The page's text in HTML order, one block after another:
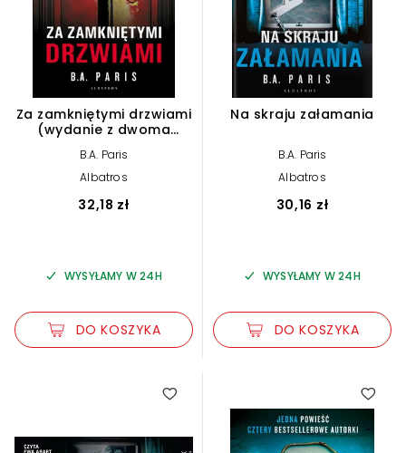
Za zamkniętymi drzwiami
(wydanie z dwoma
B.A. Paris
Albatros
32,18 zł
WYSYŁAMY W 24H
DO KOSZYKA
Na skraju załamania
B.A. Paris
Albatros
30,16 zł
WYSYŁAMY W 24H
DO KOSZYKA